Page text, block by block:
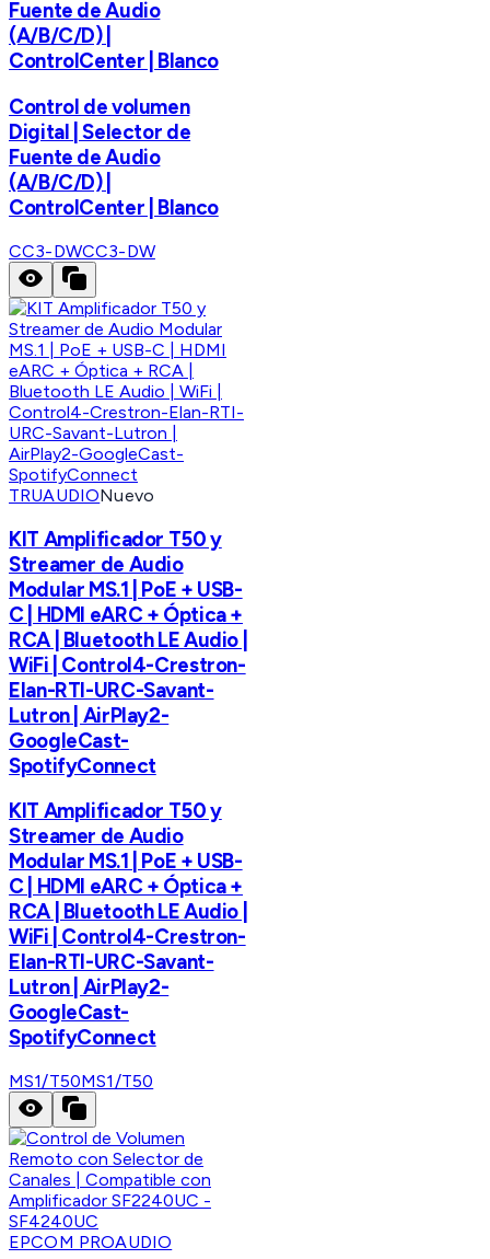
Fuente de Audio
(A/B/C/D) |
ControlCenter | Blanco
Control de volumen
Digital | Selector de
Fuente de Audio
(A/B/C/D) |
ControlCenter | Blanco
CC3-DWCC3-DW
TRUAUDIONuevo
KIT Amplificador T50 y
Streamer de Audio
Modular MS.1 | PoE + USB-
C | HDMI eARC + Óptica +
RCA | Bluetooth LE Audio |
WiFi | Control4-Crestron-
Elan-RTI-URC-Savant-
Lutron | AirPlay2-
GoogleCast-
SpotifyConnect
KIT Amplificador T50 y
Streamer de Audio
Modular MS.1 | PoE + USB-
C | HDMI eARC + Óptica +
RCA | Bluetooth LE Audio |
WiFi | Control4-Crestron-
Elan-RTI-URC-Savant-
Lutron | AirPlay2-
GoogleCast-
SpotifyConnect
MS1/T50MS1/T50
EPCOM PROAUDIO